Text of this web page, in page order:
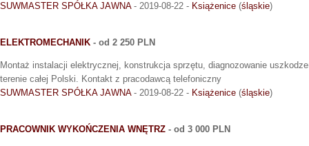
SUWMASTER SPÓŁKA JAWNA- 2019-08-22 - Książenice (śląskie)
ELEKTROMECHANIK - od 2 250 PLN
Montaż instalacji elektrycznej, konstrukcja sprzętu, diagnozowanie
terenie całej Polski. Kontakt z pracodawcą telefoniczny
SUWMASTER SPÓŁKA JAWNA- 2019-08-22 - Książenice (śląskie)
PRACOWNIK WYKOŃCZENIA WNĘTRZ - od 3 000 PLN